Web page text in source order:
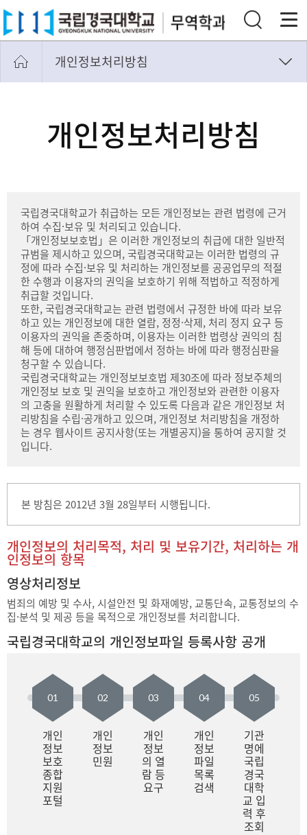
개인정보처리방침
개인정보처리방침
사이트맵
개인정보처리방침
국립경국대학교가 취급하는 모든 개인정보는 관련 법령에 근거
하여 수집·보유 및 처리되고 있습니다.
「개인정보보호법」은 이러한 개인정보의 취급에 대한 일반적
규범을 제시하고 있으며, 국립경국대학교는 이러한 법령의 규
정에 따라 수집·보유 및 처리하는 개인정보를 공공업무의 적절
한 수행과 이용자의 권익을 보호하기 위해 적법하고 적정하게
취급할 것입니다.
또한, 국립경국대학교는 관련 법령에서 규정한 바에 따라 보유
하고 있는 개인정보에 대한 열람, 정정·삭제, 처리 정지 요구 등
이용자의 권익을 존중하며, 이용자는 이러한 법령상 권익의 침
해 등에 대하여 행정심판법에서 정하는 바에 따라 행정심판을
청구할 수 있습니다.
국립경국대학교는 개인정보보호법 제30조에 따라 정보주체의
개인정보 보호 및 권익을 보호하고 개인정보와 관련한 이용자
의 고충을 원활하게 처리할 수 있도록 다음과 같은 개인정보 처
리방침을 수립·공개하고 있으며, 개인정보 처리방침을 개정하
는 경우 웹사이트 공지사항(또는 개별공지)을 통하여 공지할 것
입니다.
본 방침은 2012년 3월 28일부터 시행됩니다.
개인정보의 처리목적, 처리 및 보유기간, 처리하는 개
인정보의 항목
영상처리정보
범죄의 예방 및 수사, 시설안전 및 화재예방, 교통단속, 교통정보의 수
집·분석 및 제공 등을 목적으로 개인정보를 처리합니다.
국립경국대학교의 개인정보파일 등록사항 공개
01
개인
정보
보호
종합
지원
포털
02
개인
정보
민원
03
개인
정보
의 열
람 등
요구
04
개인
정보
파일
목록
검색
05
기관
명에
국립
경국
대학
교 입
력 후
조회